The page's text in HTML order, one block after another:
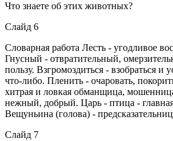
Что знаете об этих животных?
Слайд 6
Словарная работа Лесть - угодливое
Гнусный - отвратительный,
пользу. Взгромоздиться - взобраться и
что-либо. Пленить - очаровать,
хитрая и ловкая обманщица,
нежный, добрый. Царь - птица -
Вещуньина (голова) -
Слайд 7